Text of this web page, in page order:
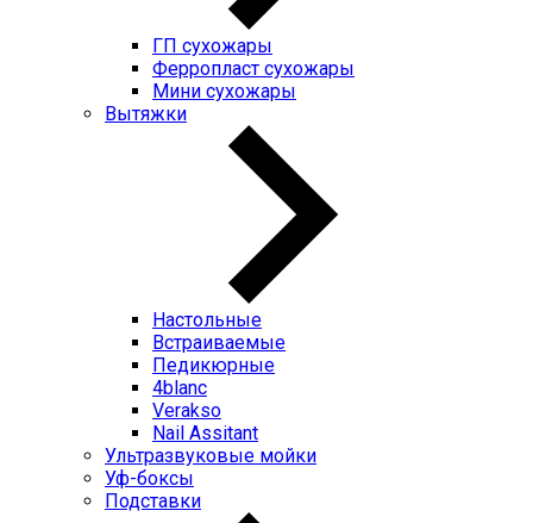
ГП cухожары
Ферропласт cухожары
Мини cухожары
Вытяжки
Настольные
Встраиваемые
Педикюрные
4blanc
Verakso
Nail Assitant
Ультразвуковые мойки
Уф-боксы
Подставки